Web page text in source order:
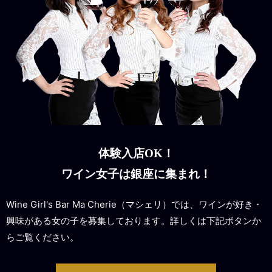
体験入店OK！
ワイン女子は銀座に集まれ！
Wine Girl's Bar Ma Cherie（マシェリ）では、ワインが好き・
興味がある女の子を募集しております。詳しくは下記ボタンか
らご覧ください。